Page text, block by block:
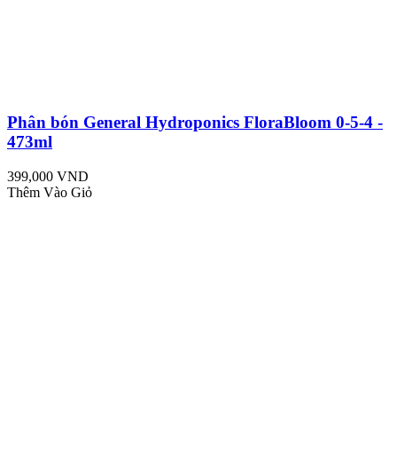
Phân bón General Hydroponics FloraBloom 0-5-4 -
473ml
399,000 VND
Thêm Vào Giỏ